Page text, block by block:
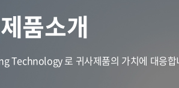
제품소개
Technology 로 귀사제품의 가치에 대응합